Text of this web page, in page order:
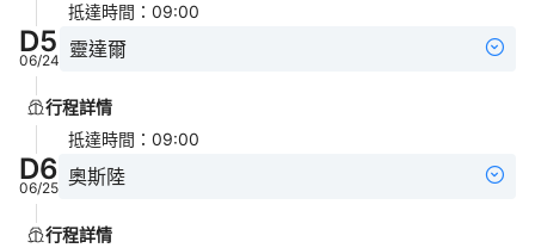
抵達時間 ： 09:00
D5
06/24 靈達爾
行程詳情
抵達時間 ： 09:00
D6
06/25 奧斯陸
行程詳情